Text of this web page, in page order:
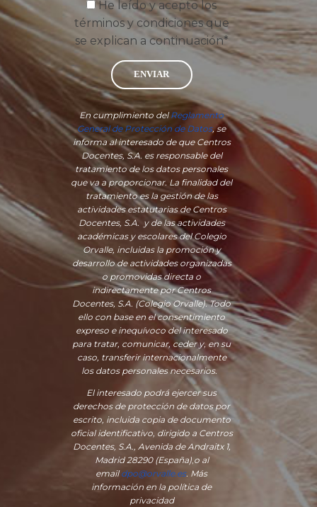
He leído y acepto los
términos y condiciones que
se explican a continuación*
ENVIAR
En cumplimiento delReglamento
General de Protección de Datos, se
informa al interesado de que Centros
Docentes, S.A. es responsable del
tratamiento de los datos personales
que va a proporcionar. La finalidad del
tratamiento es la gestión de las
actividades estatutarias de Centros
Docentes, S.A. y de las actividades
académicas y escolares del Colegio
Orvalle, incluidas la promoción y
desarrollo de actividades organizadas
o promovidas directa o
indirectamente por Centros
Docentes, S.A. (Colegio Orvalle). Todo
ello con base en el consentimiento
expreso e inequívoco del interesado
para tratar, comunicar, ceder y, en su
caso, transferir internacionalmente
los datos personales necesarios.
El interesado podrá ejercer sus
derechos de protección de datos por
escrito, incluida copia de documento
oficial identificativo, dirigido a Centros
Docentes, S.A., Avenida de Andraitx 1,
Madrid 28290 (España), o al
emaildpo@orvalle.es. Más
información en la política de
privacidad